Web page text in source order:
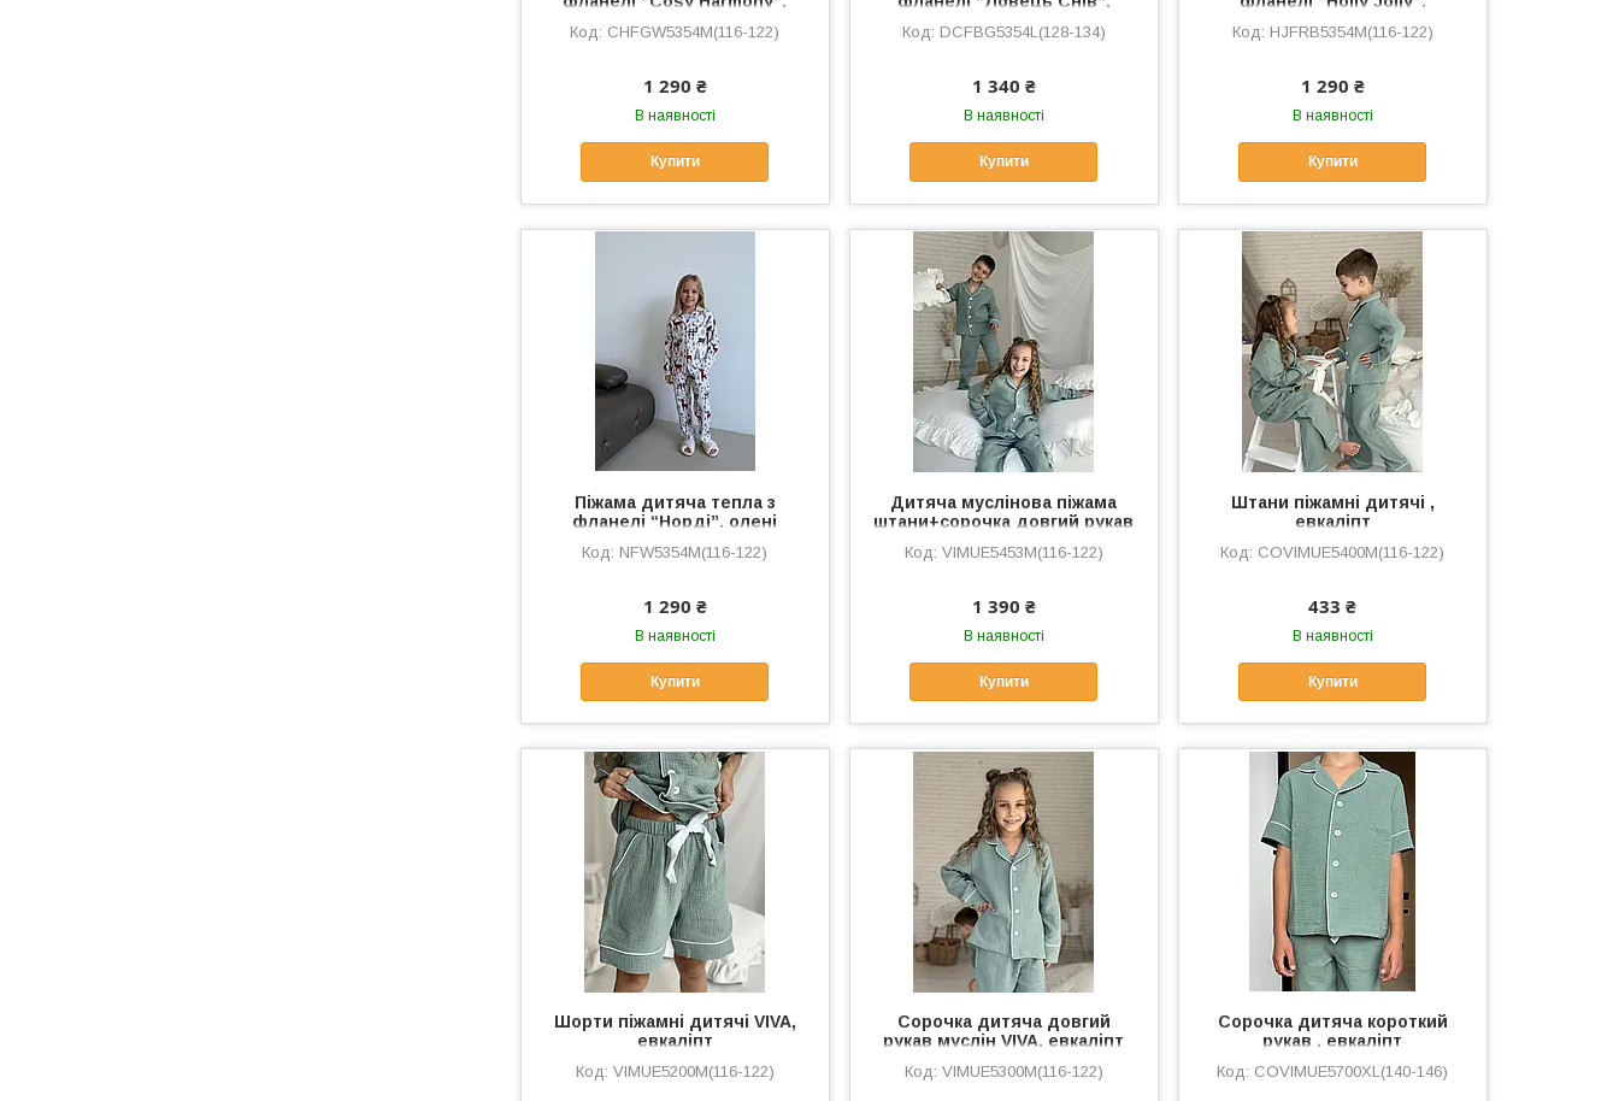
CHFGW5354M(116-122)
1 290 ₴
В наявності
Купити
DCFBG5354L(128-134)
1 340 ₴
В наявності
Купити
HJFRB5354M(116-122)
1 290 ₴
В наявності
Купити
Піжама дитяча тепла з
фланелі “Норді”, олені
NFW5354M(116-122)
1 290 ₴
В наявності
Купити
Дитяча муслінова піжама
штани+сорочка довгий рукав
VIMUЕ5453M(116-122)
1 390 ₴
В наявності
Купити
Штани піжамні дитячі ,
евкаліпт
COVIMUЕ5400M(116-122)
433 ₴
В наявності
Купити
Шорти піжамні дитячі VIVA,
евкаліпт
VIMUЕ5200M(116-122)
Сорочка дитяча довгий
рукав муслін VIVA, евкаліпт
VIMUЕ5300M(116-122)
Сорочка дитяча короткий
рукав , евкаліпт
COVIMUЕ5700XL(140-146)